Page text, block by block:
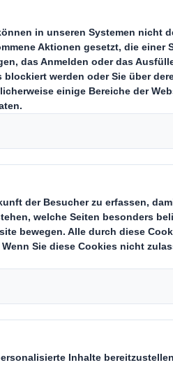
der in nur fünf
Tonnen Plastik
mit White Space, dem
Darin werden
durch alternative, erneuerbare
einzelne Plastikeinheiten
Reduzierung und den Ersatz